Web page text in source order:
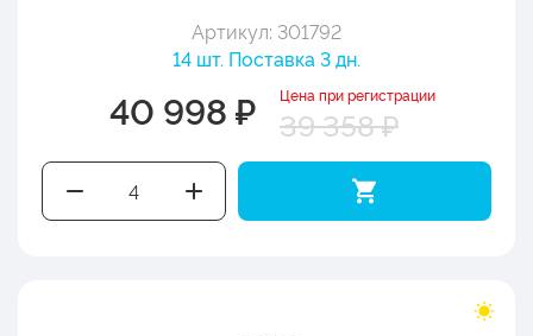
Артикул: 301792
14 шт. Поставка 3 дн.
40 998 ₽ Цена при регистрации
39 358 ₽